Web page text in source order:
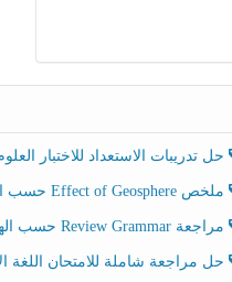
حل تدريبات الاستعداد للاختبار العلوم المتكاملة الصف
ملخص Effect of Geosphere حسب الهيكل الوزاري العلوم المتكاملة الصف الخامس انسبير الفصل الثالث
مراجعة Review Grammar حسب الهيكل اللغة الإنجليزية الصف الخامس الفصل الثالث
حل مراجعة شاملة للامتحان اللغة الإنجليزية الصف